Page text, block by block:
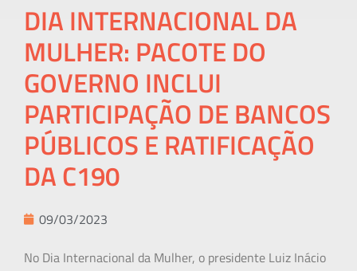
DIA INTERNACIONAL DA
MULHER: PACOTE DO
GOVERNO INCLUI
PARTICIPAÇÃO DE BANCOS
PÚBLICOS E RATIFICAÇÃO
DA C190
09/03/2023
No Dia Internacional da Mulher, o presidente Luiz Inácio